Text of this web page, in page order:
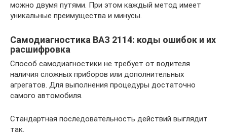
можно двумя путями. При этом каждый метод имеет
уникальные преимущества и минусы.
Самодиагностика ВАЗ 2114: коды ошибок и их
расшифровка
Способ самодиагностики не требует от водителя
наличия сложных приборов или дополнительных
агрегатов. Для выполнения процедуры достаточно
самого автомобиля.
Стандартная последовательность действий выглядит
так.